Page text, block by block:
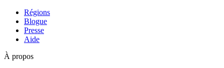
Régions
Blogue
Presse
Aide
À propos